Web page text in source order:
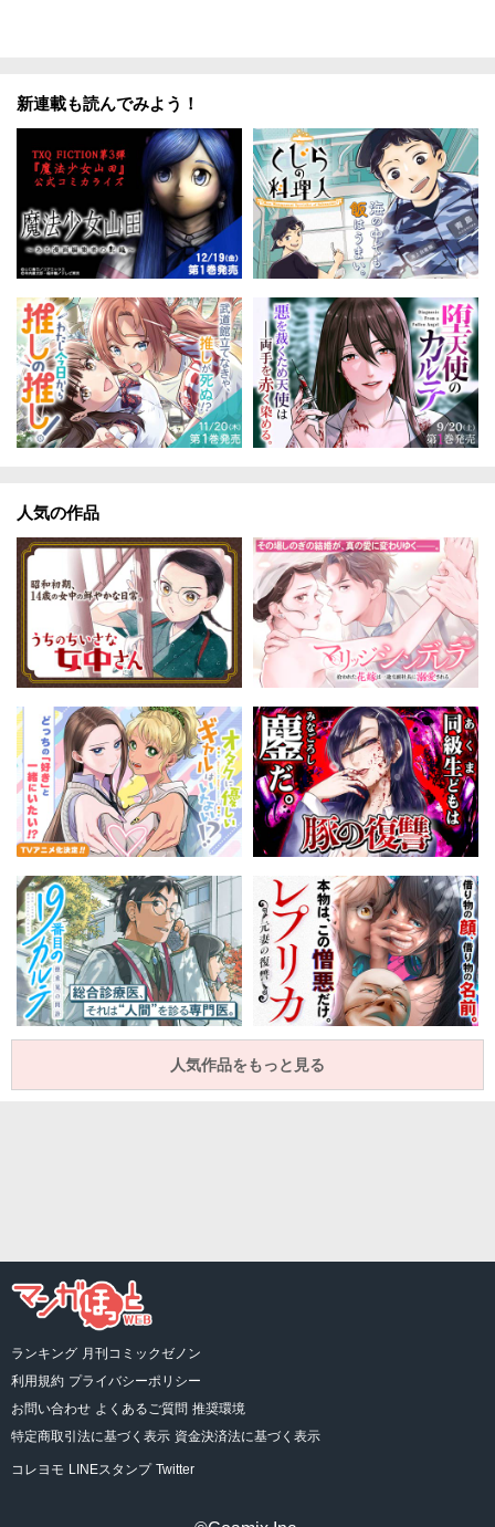
新連載も読んでみよう！
人気の作品
人気作品をもっと見る
ランキング 月刊コミックゼノン
利用規約 プライバシーポリシー
お問い合わせ よくあるご質問 推奨環境
特定商取引法に基づく表示 資金決済法に基づく表示
コレヨモ LINEスタンプ Twitter